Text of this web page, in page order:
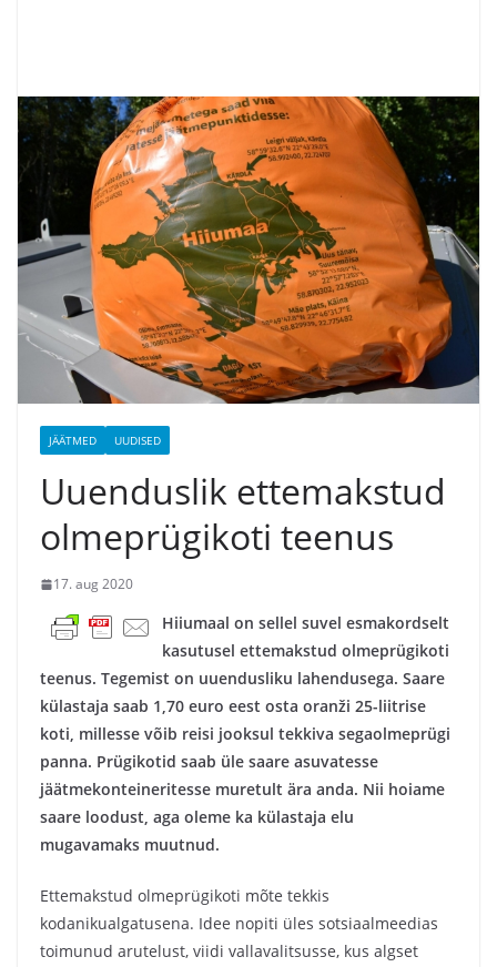
JÄÄTMED UUDISED
Uuenduslik ettemakstud
olmeprügikoti teenus
17. aug 2020
Hiiumaal on sellel suvel esmakordselt
kasutusel ettemakstud olmeprügikoti
teenus. Tegemist on uuendusliku lahendusega. Saare
külastaja saab 1,70 euro eest osta oranži 25-liitrise
koti, millesse võib reisi jooksul tekkiva segaolmeprügi
panna. Prügikotid saab üle saare asuvatesse
jäätmekonteineritesse muretult ära anda. Nii hoiame
saare loodust, aga oleme ka külastaja elu
mugavamaks muutnud.
Ettemakstud olmeprügikoti mõte tekkis
kodanikualgatusena. Idee nopiti üles sotsiaalmeedias
toimunud arutelust, viidi vallavalitsusse, kus algset